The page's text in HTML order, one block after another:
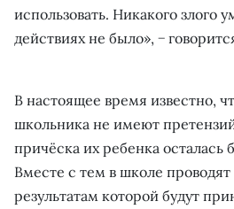
использовать. Никакого злого
действиях не было», −
В настоящее время известно,
школьника не имеют претензий
причёска их ребенка осталась
Вместе с тем в школе
результатам которой будут